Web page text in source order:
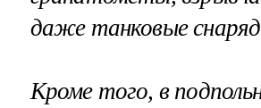
даже танковые
Кроме того, в